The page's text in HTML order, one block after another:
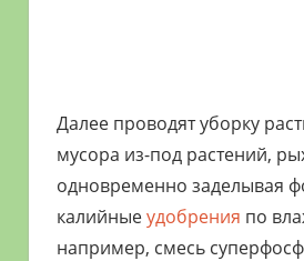
Далее проводят уборку
мусора из-под растений,
одновременно заделывая
калийныеудобрения по
например, смесь